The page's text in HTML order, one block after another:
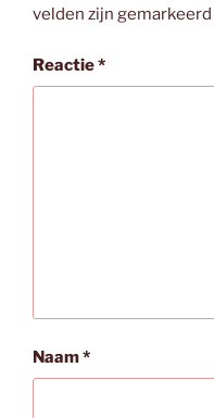
velden zijn
Reactie*
Naam*